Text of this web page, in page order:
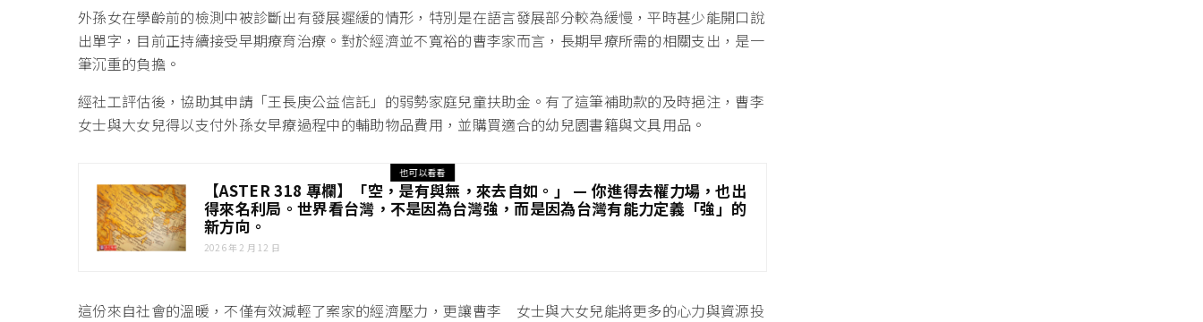
外孫女在學齡前的檢測中被診斷出有發展遲緩的情形，特別是在語言發展部分較為緩慢，平時甚少能開口說
出單字，目前正持續接受早期療育治療。對於經濟並不寬裕的曹李家而言，長期早療所需的相關支出，是一
筆沉重的負擔。
經社工評估後，協助其申請「王長庚公益信託」的弱勢家庭兒童扶助金。有了這筆補助款的及時挹注，曹李
女士與大女兒得以支付外孫女早療過程中的輔助物品費用，並購買適合的幼兒園書籍與文具用品。
也可以看看
【ASTER 318 專欄】「空，是有與無，來去自如。」 — 你進得去權力場，也出
得來名利局。世界看台灣，不是因為台灣強，而是因為台灣有能力定義「強」的
新方向。
2026 年 2 月 12 日
這份來自社會的溫暖，不僅有效減輕了案家的經濟壓力，更讓曹李 女士與大女兒能將更多的心力與資源投